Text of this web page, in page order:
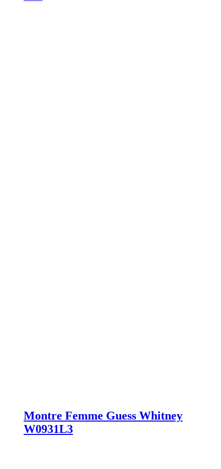
Montre Femme Guess Whitney
W0931L3